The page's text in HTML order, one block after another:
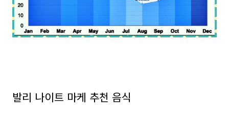
발리 나이트 마케 추천 음식